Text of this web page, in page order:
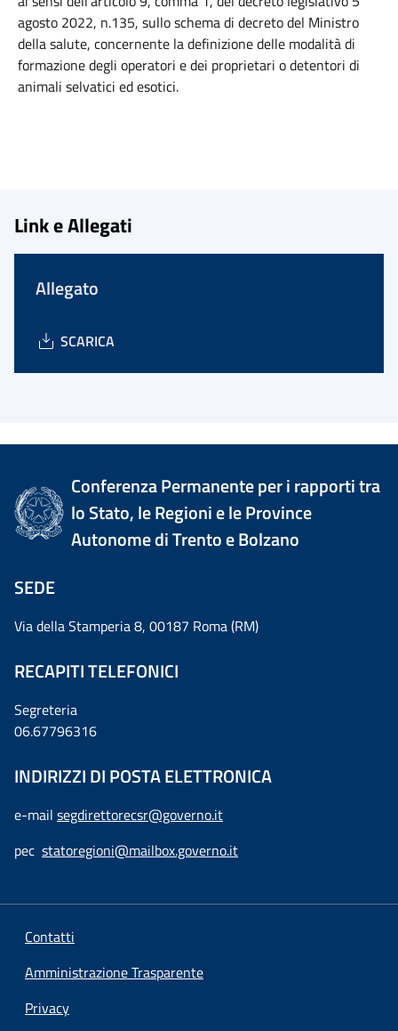
agosto 2022, n.135, sullo schema di decreto del Ministro
della salute, concernente la definizione delle modalità di
formazione degli operatori e dei proprietari o detentori di
animali selvatici ed esotici.
Link e Allegati
Allegato
SCARICA
Conferenza Permanente per i rapporti tra
lo Stato, le Regioni e le Province
Autonome di Trento e Bolzano
SEDE
Via della Stamperia 8, 00187 Roma (RM)
RECAPITI TELEFONICI
Segreteria
06.67796316
INDIRIZZI DI POSTA ELETTRONICA
e-mail segdirettorecsr@governo.it
pec statoregioni@mailbox.governo.it
Contatti
Amministrazione Trasparente
Privacy